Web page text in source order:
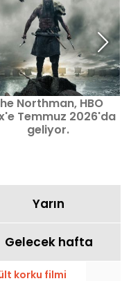
Northman, HBO
Temmuz 2026'da
geliyor.
Yarın
Gelecek hafta
korku filmi